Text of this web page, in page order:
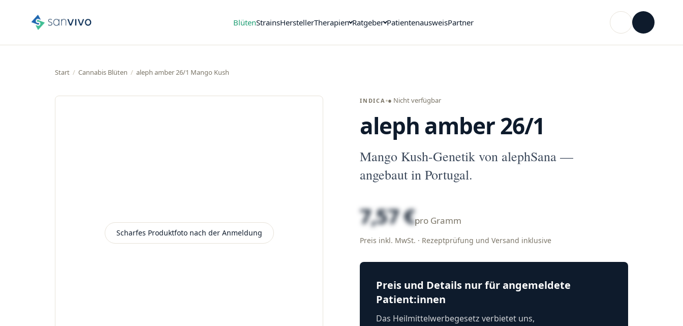
BlütenStrainsHerstellerTherapien Ratgeber PatientenausweisPartner
Start / Cannabis Blüten / aleph amber 26/1 Mango Kush
Scharfes Produktfoto nach der Anmeldung
INDICA ● Nicht verfügbar
aleph amber 26/1
Mango Kush-Genetik von alephSana —
angebaut in Portugal.
7,57 €pro Gramm
Preis inkl. MwSt. · Rezeptprüfung und Versand inklusive
Preis und Details nur für angemeldete
Patient:innen
Das Heilmittelwerbegesetz verbietet uns,